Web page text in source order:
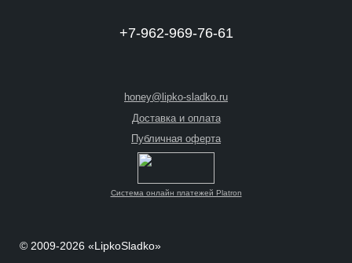
+7-962-969-76-61
honey@lipko-sladko.ru
Доставка и оплата
Публичная оферта
Система онлайн платежей Platron
© 2009-2026 «LipkoSladko»